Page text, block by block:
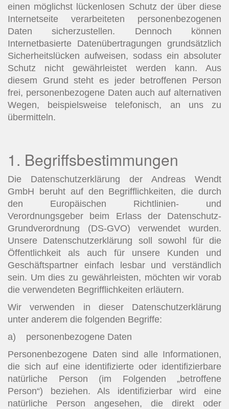
einen möglichst lückenlosen Schutz der über diese
Internetseite verarbeiteten personenbezogenen
Daten sicherzustellen. Dennoch können
Internetbasierte Datenübertragungen grundsätzlich
Sicherheitslücken aufweisen, sodass ein absoluter
Schutz nicht gewährleistet werden kann. Aus
diesem Grund steht es jeder betroffenen Person
frei, personenbezogene Daten auch auf alternativen
Wegen, beispielsweise telefonisch, an uns zu
übermitteln.
1. Begriffsbestimmungen
Die Datenschutzerklärung der Andreas Wendt
GmbH beruht auf den Begrifflichkeiten, die durch
den Europäischen Richtlinien- und
Verordnungsgeber beim Erlass der Datenschutz-
Grundverordnung (DS-GVO) verwendet wurden.
Unsere Datenschutzerklärung soll sowohl für die
Öffentlichkeit als auch für unsere Kunden und
Geschäftspartner einfach lesbar und verständlich
sein. Um dies zu gewährleisten, möchten wir vorab
die verwendeten Begrifflichkeiten erläutern.
Wir verwenden in dieser Datenschutzerklärung
unter anderem die folgenden Begriffe:
a) personenbezogene Daten
Personenbezogene Daten sind alle Informationen,
die sich auf eine identifizierte oder identifizierbare
natürliche Person (im Folgenden „betroffene
Person“) beziehen. Als identifizierbar wird eine
natürliche Person angesehen, die direkt oder